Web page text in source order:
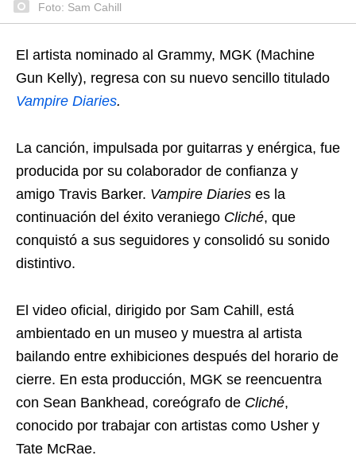
Foto: Sam Cahill
El artista nominado al Grammy, MGK (Machine
Gun Kelly), regresa con su nuevo sencillo titulado
Vampire Diaries.
La canción, impulsada por guitarras y enérgica, fue
producida por su colaborador de confianza y
amigo Travis Barker. Vampire Diaries es la
continuación del éxito veraniego Cliché, que
conquistó a sus seguidores y consolidó su sonido
distintivo.
El video oficial, dirigido por Sam Cahill, está
ambientado en un museo y muestra al artista
bailando entre exhibiciones después del horario de
cierre. En esta producción, MGK se reencuentra
con Sean Bankhead, coreógrafo de Cliché,
conocido por trabajar con artistas como Usher y
Tate McRae.